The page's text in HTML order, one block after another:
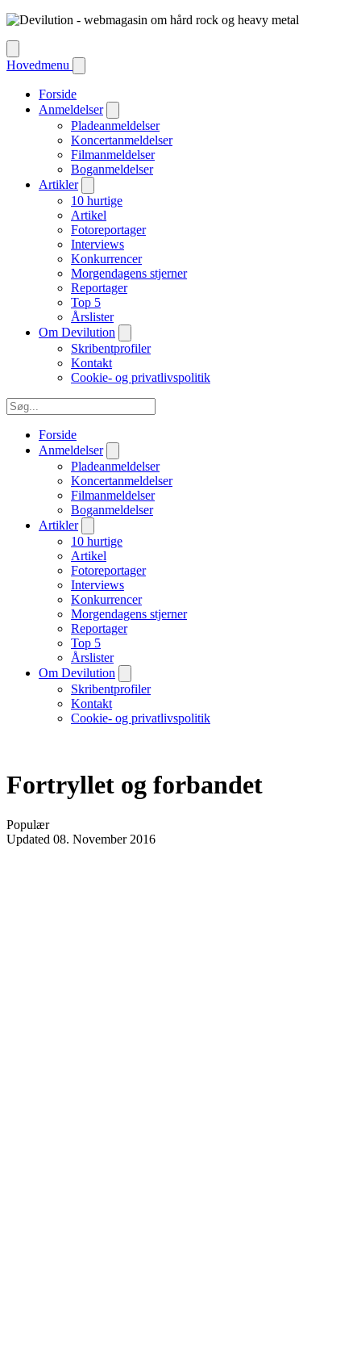
Hovedmenu
Forside
Anmeldelser
Pladeanmeldelser
Koncertanmeldelser
Filmanmeldelser
Boganmeldelser
Artikler
10 hurtige
Artikel
Fotoreportager
Interviews
Konkurrencer
Morgendagens stjerner
Reportager
Top 5
Årslister
Om Devilution
Skribentprofiler
Kontakt
Cookie- og privatlivspolitik
Forside
Anmeldelser
Pladeanmeldelser
Koncertanmeldelser
Filmanmeldelser
Boganmeldelser
Artikler
10 hurtige
Artikel
Fotoreportager
Interviews
Konkurrencer
Morgendagens stjerner
Reportager
Top 5
Årslister
Om Devilution
Skribentprofiler
Kontakt
Cookie- og privatlivspolitik
Fortryllet og forbandet
Populær
Updated 08. November 2016